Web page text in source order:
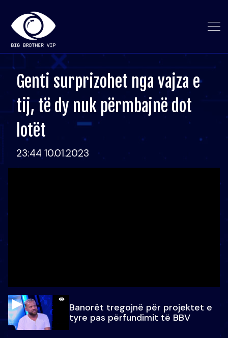
Genti surprizohet nga vajza e
tij, të dy nuk përmbajnë dot
lotët
23:44 10.01.2023
Banorët tregojnë për projektet e
tyre pas përfundimit të BBV